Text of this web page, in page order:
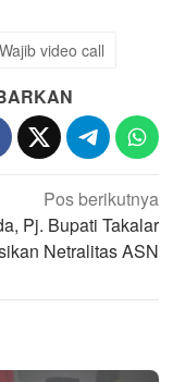
Wajib video call
Pos berikutnya
Pj. Bupati Takalar
Netralitas ASN